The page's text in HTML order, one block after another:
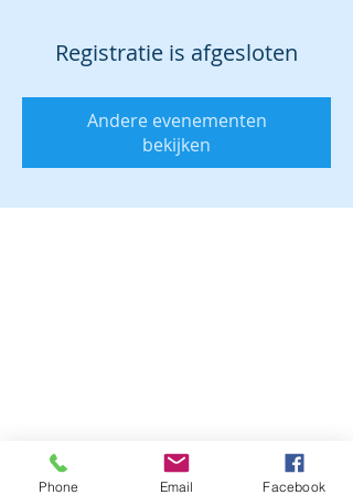
Registratie is afgesloten
Andere evenementen
bekijken
Phone Email Facebook